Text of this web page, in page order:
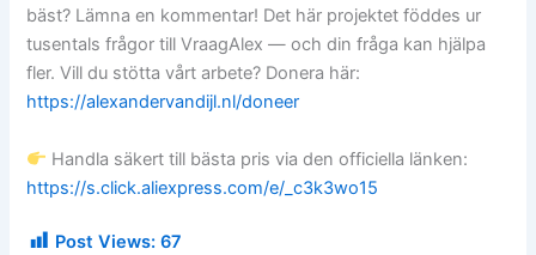
bäst? Lämna en kommentar! Det här projektet föddes ur
tusentals frågor till VraagAlex — och din fråga kan hjälpa
fler. Vill du stötta vårt arbete? Donera här:
https://alexandervandijl.nl/doneer
Handla säkert till bästa pris via den officiella länken:
https://s.click.aliexpress.com/e/_c3k3wo15
Post Views: 67